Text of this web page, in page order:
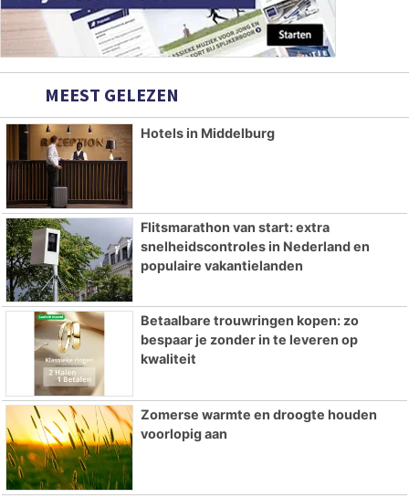
MEEST GELEZEN
Hotels in Middelburg
Flitsmarathon van start: extra
snelheidscontroles in Nederland en
populaire vakantielanden
Betaalbare trouwringen kopen: zo
bespaar je zonder in te leveren op
kwaliteit
Zomerse warmte en droogte houden
voorlopig aan